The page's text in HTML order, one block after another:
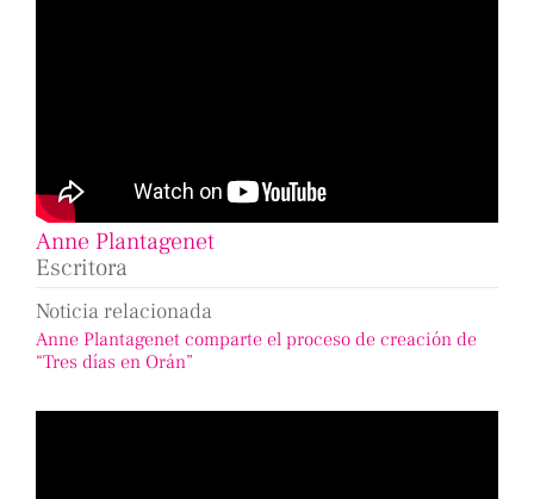
Anne Plantagenet
Escritora
Noticia relacionada
Anne Plantagenet comparte el proceso de creación de
“Tres días en Orán”